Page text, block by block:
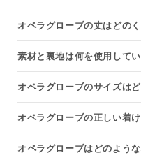
オペラグローブの丈はどの
素材と裏地は何を使用して
オペラグローブのサイズは
オペラグローブの正しい着
オペラグローブはどのよう